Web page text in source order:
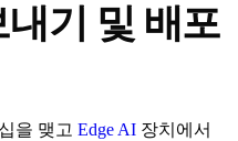
기 및 배포
을 맺고 Edge AI 장치에서